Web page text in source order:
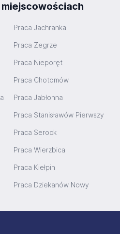
Praca Jachranka
Praca Zegrze
Praca Nieporęt
Praca Chotomów
Praca Jabłonna
Praca Stanisławów Pierwszy
Praca Serock
Praca Wierzbica
Praca Kiełpin
Praca Dziekanów Nowy